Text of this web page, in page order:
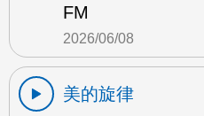
FM
2026/06/08
美的旋律